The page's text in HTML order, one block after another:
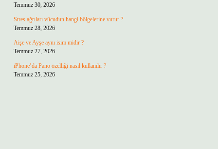
Temmuz 30, 2026
Stres ağrıları vücudun hangi bölgelerine vurur ?
Temmuz 28, 2026
Aişe ve Ayşe aynı isim midir ?
Temmuz 27, 2026
iPhone’da Pano özelliği nasıl kullanılır ?
Temmuz 25, 2026